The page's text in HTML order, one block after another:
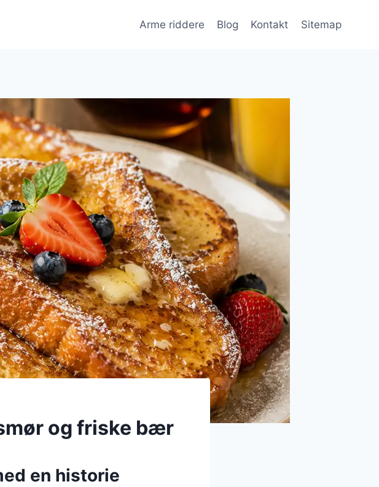
Arme riddere Blog Kontakt Sitemap
og friske bær
en historie